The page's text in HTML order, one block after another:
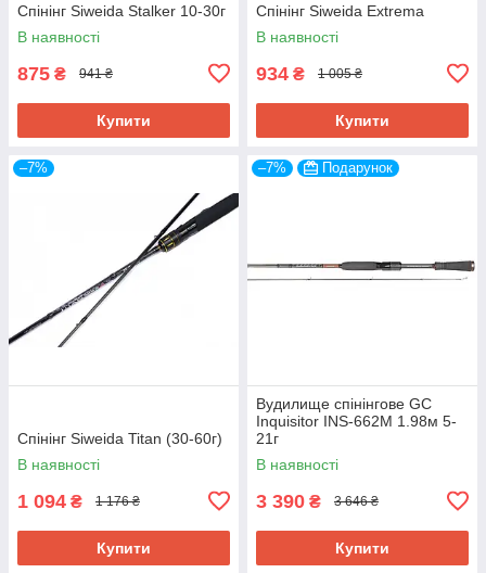
Спінінг Siweida Stalker 10-30г
В наявності
875 ₴ 941 ₴
Купити
Спінінг Siweida Extrema
В наявності
934 ₴ 1 005 ₴
Купити
–7%
Спінінг Siweida Titan (30-60г)
В наявності
1 094 ₴ 1 176 ₴
Купити
–7% Подарунок
Вудилище спінінгове GC
Inquisitor INS-662M 1.98м 5-
21г
В наявності
3 390 ₴ 3 646 ₴
Купити